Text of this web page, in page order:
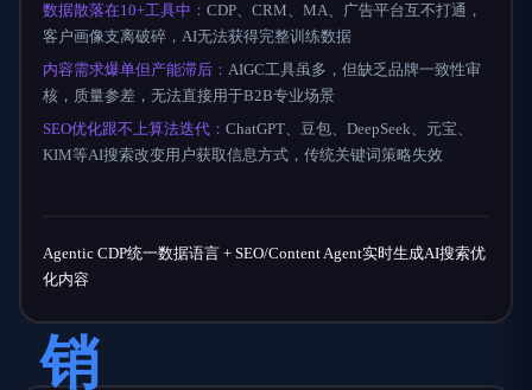
数据散落在10+工具中： CDP、CRM、MA、广告平台互不打通，
客户画像支离破碎，AI无法获得完整训练数据
内容需求爆单但产能滞后： AIGC工具虽多，但缺乏品牌一致性审
核，质量参差，无法直接用于B2B专业场景
SEO优化跟不上算法迭代： ChatGPT、豆包、DeepSeek、元宝、
KIM等AI搜索改变用户获取信息方式，传统关键词策略失效
Agentic CDP统一数据语言 + SEO/Content Agent实时生成AI搜索优
化内容
销